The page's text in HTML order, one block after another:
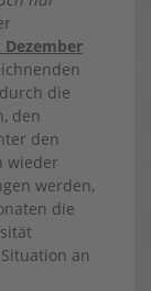
die
den
den
wieder
werden,
die
an